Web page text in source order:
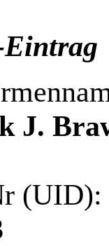
Eintrag
J.
(UID):